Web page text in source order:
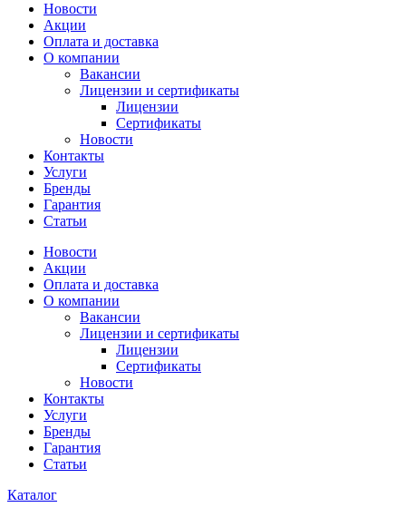
Новости
Акции
Оплата и доставка
О компании
Вакансии
Лицензии и сертификаты
Лицензии
Сертификаты
Новости
Контакты
Услуги
Бренды
Гарантия
Статьи
Новости
Акции
Оплата и доставка
О компании
Вакансии
Лицензии и сертификаты
Лицензии
Сертификаты
Новости
Контакты
Услуги
Бренды
Гарантия
Статьи
Каталог